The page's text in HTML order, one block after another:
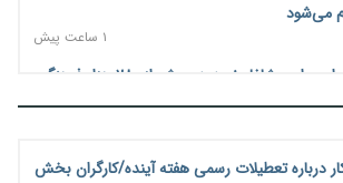
می‌شود
۱ ساعت پیش
گسترش چتر بیمه‌ای برای مشاغل نوپدید؛ بیش از ۲۸۰ هزار فرهنگی
شدند
از مسیر افغانستان به چین توجیه اقتصادی
درباره تعطیلات رسمی هفته آینده/کارگران بخش